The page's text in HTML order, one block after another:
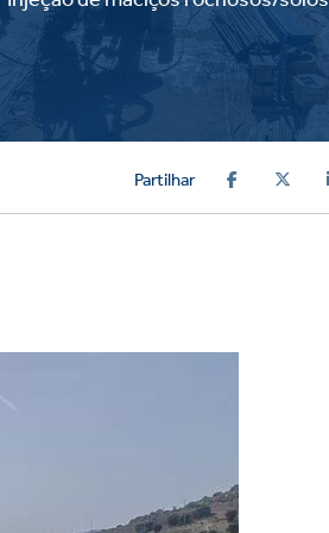
Partilhar